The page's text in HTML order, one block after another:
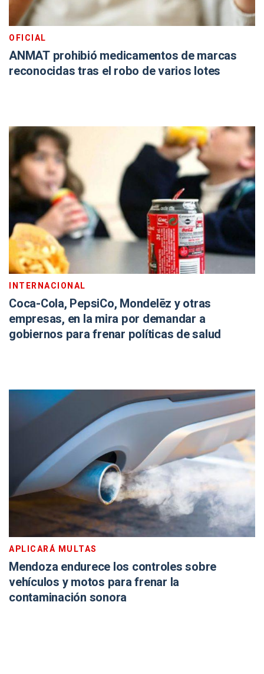
OFICIAL
ANMAT prohibió medicamentos de marcas
reconocidas tras el robo de varios lotes
INTERNACIONAL
Coca-Cola, PepsiCo, Mondelēz y otras
empresas, en la mira por demandar a
gobiernos para frenar políticas de salud
APLICARÁ MULTAS
Mendoza endurece los controles sobre
vehículos y motos para frenar la
contaminación sonora